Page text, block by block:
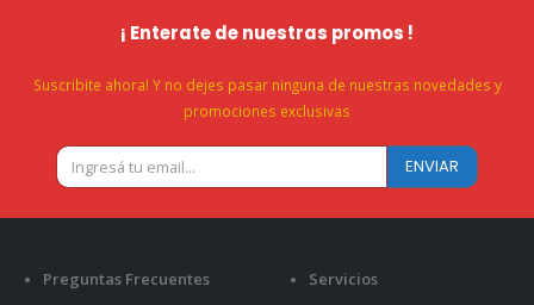
¡ Enterate de nuestras promos !
Suscribite ahora! Y no dejes pasar ninguna de nuestras novedades y
promociones exclusivas
Preguntas Frecuentes
Servicios